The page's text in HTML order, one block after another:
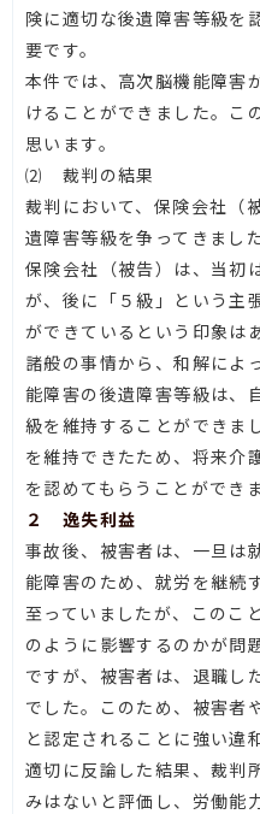
険に適切な後遺障害等級を
要です。
本件では、高次脳機能障害
けることができました。こ
思います。
⑵ 裁判の結果
裁判において、保険会社（
遺障害等級を争ってきました
保険会社（被告）は、当初
が、後に「５級」という主
ができているという印象は
諸般の事情から、和解によ
能障害の後遺障害等級は、
級を維持することができま
を維持できたため、将来介
を認めてもらうことができ
２ 逸失利益
事故後、被害者は、一旦は
能障害のため、就労を継続
至っていましたが、このこ
のように影響するのかが問
ですが、被害者は、退職し
でした。このため、被害者
と認定されることに強い違
適切に反論した結果、裁判
みはないと評価し、労働能